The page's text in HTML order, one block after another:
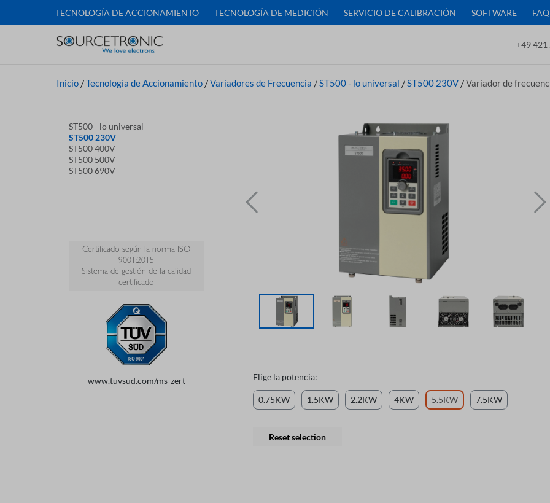
TECNOLOGÍA DE ACCIONAMIENTO TECNOLOGÍA DE MEDICIÓN SERVICIO DE CALIBRACIÓN SOFTWARE FAQ
+49 421
Inicio /Tecnología de Accionamiento /Variadores de Frecuencia /ST500 - lo universal /ST500 230V /Variador de
ST500 - lo universal
ST500 230V
ST500 400V
ST500 500V
ST500 690V
Certificado según la norma ISO
9001:2015
Sistema de gestión de la calidad
certificado
www.tuvsud.com/ms-zert Elige la potencia:
0.75KW 1.5KW 2.2KW 4KW 5.5KW 7.5KW
Reset selection